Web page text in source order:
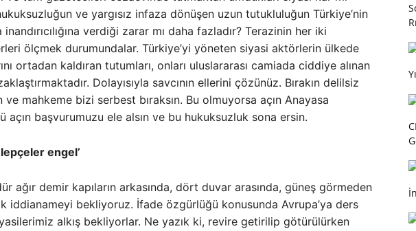
ve yargısız infaza dönüşen uzun tutukluluğun Türkiye’nin
inandırıcılığına verdiği zarar mı daha fazladır? Terazinin her iki
ölçmek durumundalar. Türkiye’yi yöneten siyasi aktörlerin ülkede
ortadan kaldıran tutumları, onları uluslararası camiada ciddiye alınan
Dolayısıyla savcının ellerini çözünüz. Bırakın delilsiz
ve mahkeme bizi serbest bıraksın. Bu olmuyorsa açın Anayasa
açın başvurumuzu ele alsın ve bu hukuksuzluk sona ersin.
engel’
ağır demir kapıların arkasında, dört duvar arasında, güneş görmeden
iddianameyi bekliyoruz. İfade özgürlüğü konusunda Avrupa’ya ders
alkış bekliyorlar. Ne yazık ki, revire getirilip götürülürken